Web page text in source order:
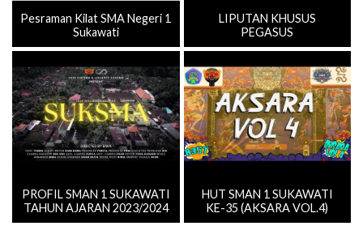
Pesraman Kilat SMA Negeri 1
Sukawati
LIPUTAN KHUSUS
PEGASUS
PROFIL SMAN 1 SUKAWATI
TAHUN AJARAN 2023/2024
HUT SMAN 1 SUKAWATI
KE-35 (AKSARA VOL.4)